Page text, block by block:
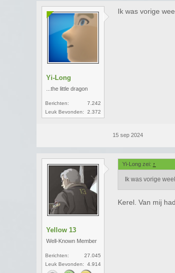
Yi-Long
...the little dragon
Berichten:
7.242
Leuk Bevonden:
2.372
Ik was vorige
15 sep 2024
Yellow 13
Well-Known Member
Berichten:
27.045
Leuk Bevonden:
4.914
Yi-Long zei: ↑
Ik was vorige
Kerel. Van mij